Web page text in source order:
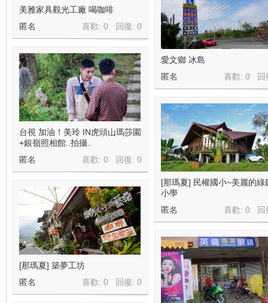
美雅家具觀光工廠 喝咖啡
喜歡: 0 回復: 0
匿名
愛文鄉 冰島
喜歡: 0 回
匿名
台視 加油！美玲 IN虎頭山瑪莎園
+銀嶺照相館..拍攝..
喜歡: 0 回復: 0
匿名
[那瑪夏] 民權國小~美麗的綠
小學
喜歡: 0 回
匿名
[那瑪夏] 築夢工坊
喜歡: 0 回復: 0
匿名